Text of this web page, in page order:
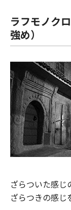
ラフモノク
強め）
ざらついた感じ
ざらつきの感じ